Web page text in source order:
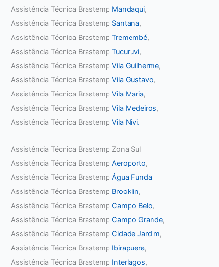
Assistência Técnica Brastemp Mandaqui,
Assistência Técnica Brastemp Santana,
Assistência Técnica BrastempTremembé,
Assistência Técnica BrastempTucuruvi,
Assistência Técnica BrastempVila Guilherme,
Assistência Técnica BrastempVila Gustavo,
Assistência Técnica BrastempVila Maria,
Assistência Técnica BrastempVila Medeiros,
Assistência Técnica BrastempVila Nivi.
Assistência Técnica Brastemp Zona Sul
Assistência Técnica BrastempAeroporto,
Assistência Técnica BrastempÁgua Funda,
Assistência Técnica Brastemp Brooklin,
Assistência Técnica BrastempCampo Belo,
Assistência Técnica BrastempCampo Grande,
Assistência Técnica BrastempCidade Jardim,
Assistência Técnica Brastemp Ibirapuera,
Assistência Técnica Brastemp Interlagos,